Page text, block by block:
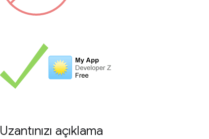
Uzantınızı açıklama